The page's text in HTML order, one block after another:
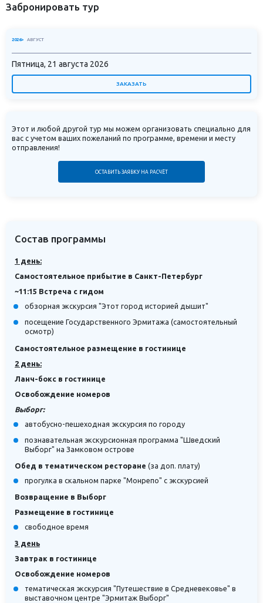
Забронировать тур
2026> АВГУСТ
Пятница, 21 августа 2026
ЗАКАЗАТЬ
Этот и любой другой тур мы можем организовать специально для
вас с учетом ваших пожеланий по программе, времени и месту
отправления!
ОСТАВИТЬ ЗАЯВКУ НА РАСЧЁТ
Состав программы
1 день:
Самостоятельное прибытие в Санкт-Петербург
~11:15 Встреча с гидом
обзорная экскурсия "Этот город историей дышит"
посещение Государственного Эрмитажа (самостоятельный
осмотр)
Самостоятельное размещение в гостинице
2 день:
Ланч-бокс в гостинице
Освобождение номеров
Выборг:
автобусно-пешеходная экскурсия по городу
познавательная экскурсионная программа "Шведский
Выборг" на Замковом острове
Обед в тематическом ресторане (за доп. плату)
прогулка в скальном парке "Монрепо" с экскурсией
Возвращение в Выборг
Размещение в гостинице
свободное время
3 день
Завтрак в гостинице
Освобождение номеров
тематическая экскурсия "Путешествие в Средневековье" в
выставочном центре "Эрмитаж Выборг"